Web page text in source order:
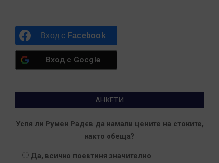
Вход с Facebook
Вход с Google
АНКЕТИ
Успя ли Румен Радев да намали цените на стоките,
както обеща?
Да, всичко поевтиня значително